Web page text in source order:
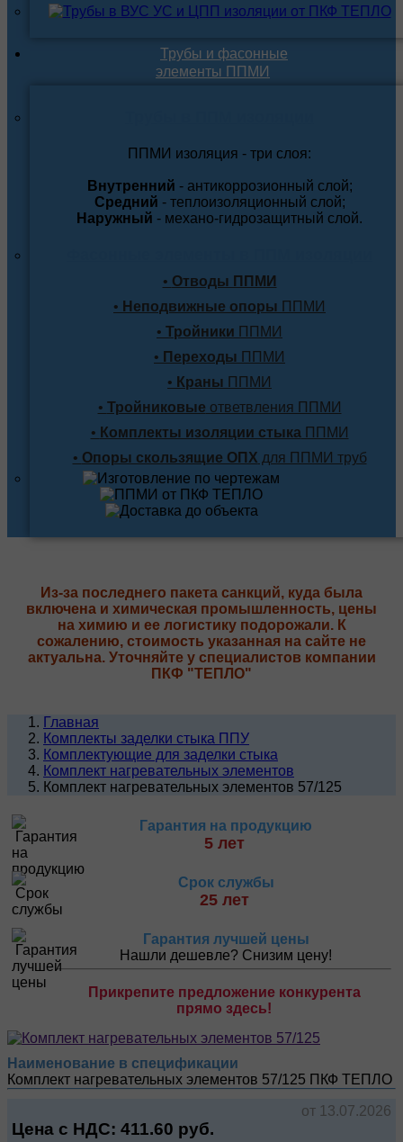
Трубы и фасонные
элементы ППМИ
ППМИ изоляция - три слоя:
Внутренний - антикоррозионный слой;
Средний - теплоизоляционный слой;
Наружный - механо-гидрозащитный слой.
• Отводы ППМИ
• Неподвижные опоры ППМИ
• Тройники ППМИ
• Переходы ППМИ
• Краны ППМИ
• Тройниковые ответвления ППМИ
• Комплекты изоляции стыкаППМИ
• Опоры скользящие ОПХ для ППМИ труб
Из-за последнего пакета санкций, куда была
включена и химическая промышленность, цены
на химию и ее логистику подорожали. К
сожалению, стоимость указанная на сайте не
актуальна. Уточняйте у специалистов компании
ПКФ "ТЕПЛО"
Главная
Комплекты заделки стыка ППУ
Комплектующие для заделки стыка
Комплект нагревательных элементов
Комплект нагревательных элементов 57/125
Гарантия на продукцию
5 лет
Срок службы
25 лет
Гарантия лучшей цены
Нашли дешевле? Снизим цену!
Прикрепите предложение конкурента
прямо здесь!
Наименование в спецификации
Комплект нагревательных элементов 57/125 ПКФ ТЕПЛО
от 13.07.2026
Цена с НДС: 411.60 руб.